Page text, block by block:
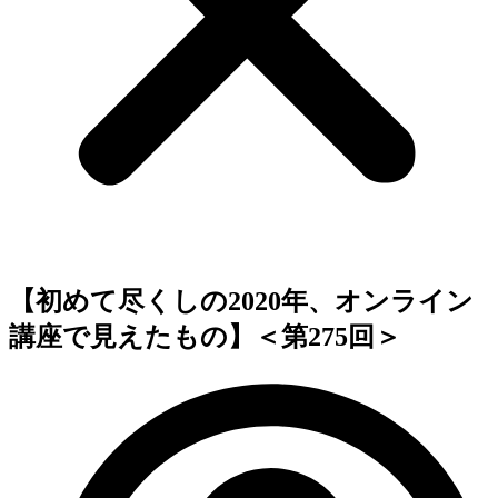
【初めて尽くしの2020年、オンライン
講座で見えたもの】＜第275回＞